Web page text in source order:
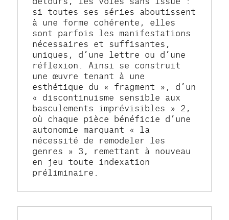
si toutes ses séries aboutissent
à une forme cohérente, elles
sont parfois les manifestations
nécessaires et suffisantes,
uniques, d’une lettre ou d’une
réflexion. Ainsi se construit
une œuvre tenant à une
esthétique du « fragment », d’un
« discontinuisme sensible aux
basculements imprévisibles » 2,
où chaque pièce bénéficie d’une
autonomie marquant « la
nécessité de remodeler les
genres » 3, remettant à nouveau
en jeu toute indexation
préliminaire.